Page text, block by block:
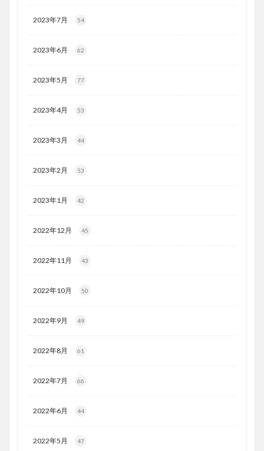
2023年7月 54
2023年6月 62
2023年5月 77
2023年4月 53
2023年3月 44
2023年2月 53
2023年1月 42
2022年12月 45
2022年11月 43
2022年10月 50
2022年9月 49
2022年8月 61
2022年7月 66
2022年6月 44
2022年5月 47